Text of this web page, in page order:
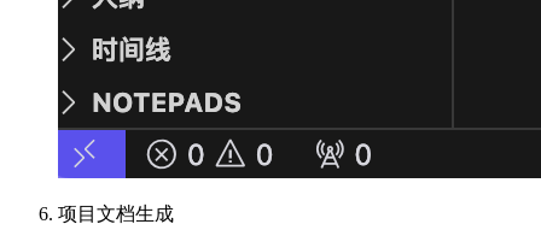
项目文档生成